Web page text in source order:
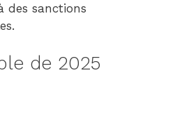
des sanctions
de 2025